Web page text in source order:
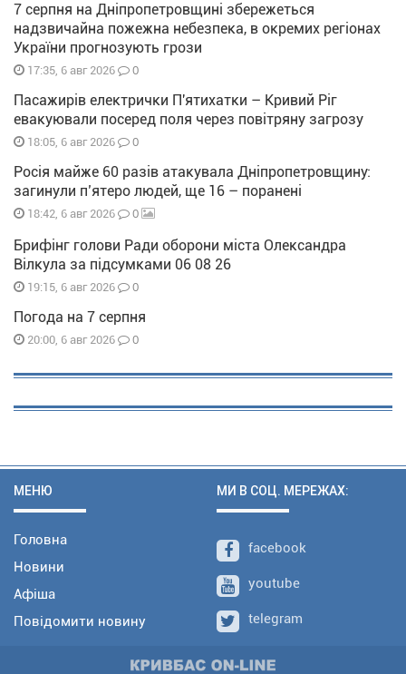
7 серпня на Дніпропетровщині збережеться
надзвичайна пожежна небезпека, в окремих регіонах
України прогнозують грози
17:35, 6 авг 2026 0
Пасажирів електрички П'ятихатки – Кривий Ріг
евакуювали посеред поля через повітряну загрозу
18:05, 6 авг 2026 0
Росія майже 60 разів атакувала Дніпропетровщину:
загинули п’ятеро людей, ще 16 – поранені
18:42, 6 авг 2026 0
Брифінг голови Ради оборони міста Олександра
Вілкула за підсумками 06 08 26
19:15, 6 авг 2026 0
Погода на 7 серпня
20:00, 6 авг 2026 0
МЕНЮ
Головна
Новини
Афіша
Повідомити новину
МИ В СОЦ. МЕРЕЖАХ:
facebook
youtube
telegram